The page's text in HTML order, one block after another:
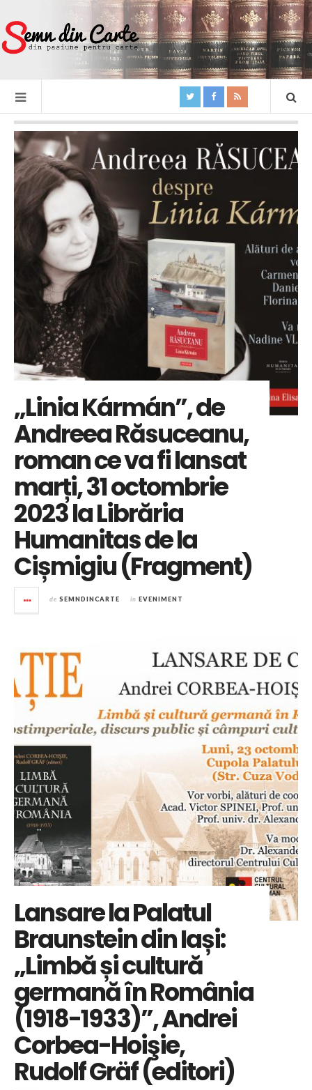
„Linia Kármán”, de
Andreea Răsuceanu,
roman ce va fi lansat
marți, 31 octombrie
2023 la Librăria
Humanitas de la
Cișmigiu (Fragment)
de SEMNDINCARTE în EVENIMENT
Lansare la Palatul
Braunstein din Iași:
„Limbă și cultură
germană în România
(1918-1933)”, Andrei
Corbea-Hoişie,
Rudolf Gräf (editori)